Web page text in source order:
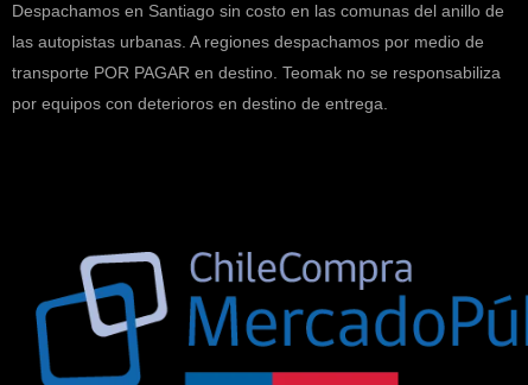
Despachamos en Santiago sin costo en las comunas del anillo de
las autopistas urbanas. A regiones despachamos por medio de
transporte POR PAGAR en destino. Teomak no se responsabiliza
por equipos con deterioros en destino de entrega.